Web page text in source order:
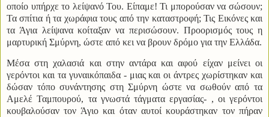
οποίο υπήρχε το λείψανό Του. Είπαμε! Τι μπορούσαν να σώσουν;
Τα σπίτια ή τα χωράφια τους από την καταστροφή; Τις Εικόνες και
τα Άγια λείψανα κοίταξαν να περισώσουν. Προορισμός τους η
μαρτυρική Σμύρνη, ώστε από κει να βρουν δρόμο για την Ελλάδα.
Μέσα στη χαλασιά και στην αντάρα και αφού είχαν μείνει οι
γερόντοι και τα γυναικόπαιδα - μιας και οι άντρες χωρίστηκαν και
δώσαν τόπο συνάντησης στη Σμύρνη ώστε να σωθούν από τα
Αμελέ Ταμπουρού, τα γνωστά τάγματα εργασίας- , οι γερόντοι
κουβαλούσαν τον Άγιο και όταν αυτοί κουράστηκαν τον πήραν